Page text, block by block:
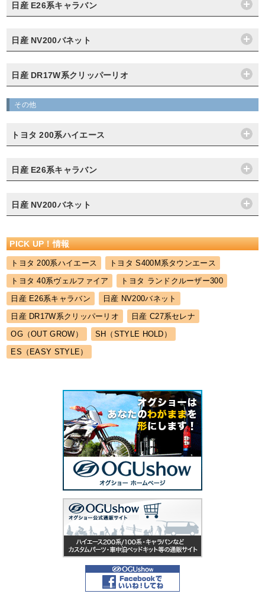
日産 E26系キャラバン
日産 NV200バネット
日産 DR17W系クリッパーリオ
その他
トヨタ 200系ハイエース
日産 E26系キャラバン
日産 NV200バネット
PICK UP！情報
トヨタ 200系ハイエース
トヨタ S400M系タウンエース
トヨタ 40系ヴェルファイア
トヨタ ランドクルーザー300
日産 E26系キャラバン
日産 NV200バネット
日産 DR17W系クリッパーリオ
日産 C27系セレナ
OG（OUT GROW）
SH（STYLE HOLD）
ES（EASY STYLE）